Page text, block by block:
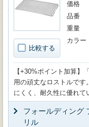
比較する
価格
品番
重量
カラー
【+30%ポイント加算】
用の頑丈なロストルです
にくく、耐久性に優れて
フォールディング
リル